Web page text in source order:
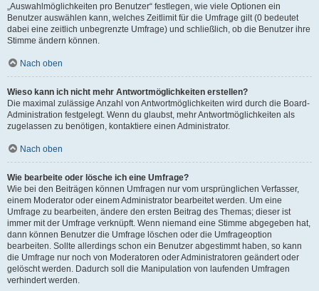
„Auswahlmöglichkeiten pro Benutzer“ festlegen, wie viele Optionen ein
Benutzer auswählen kann, welches Zeitlimit für die Umfrage gilt (0 bedeutet
dabei eine zeitlich unbegrenzte Umfrage) und schließlich, ob die Benutzer ihre
Stimme ändern können.
Nach oben
Wieso kann ich nicht mehr Antwortmöglichkeiten erstellen?
Die maximal zulässige Anzahl von Antwortmöglichkeiten wird durch die Board-
Administration festgelegt. Wenn du glaubst, mehr Antwortmöglichkeiten als
zugelassen zu benötigen, kontaktiere einen Administrator.
Nach oben
Wie bearbeite oder lösche ich eine Umfrage?
Wie bei den Beiträgen können Umfragen nur vom ursprünglichen Verfasser,
einem Moderator oder einem Administrator bearbeitet werden. Um eine
Umfrage zu bearbeiten, ändere den ersten Beitrag des Themas; dieser ist
immer mit der Umfrage verknüpft. Wenn niemand eine Stimme abgegeben hat,
dann können Benutzer die Umfrage löschen oder die Umfrageoption
bearbeiten. Sollte allerdings schon ein Benutzer abgestimmt haben, so kann
die Umfrage nur noch von Moderatoren oder Administratoren geändert oder
gelöscht werden. Dadurch soll die Manipulation von laufenden Umfragen
verhindert werden.